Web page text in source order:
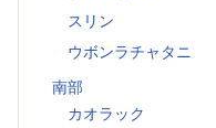
スリン
ウボンラチャタニ
南部
カオラック